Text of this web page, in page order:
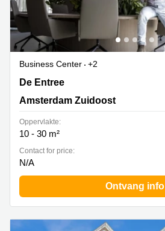
Business Center
+2
De Entree 201, Amsterdam Zuidoost
De Entree
Amsterdam Zuidoost
Oppervlakte:
10 - 30 m²
Contact for price:
N/A
Ontvang info